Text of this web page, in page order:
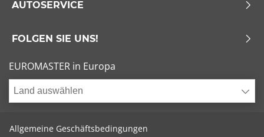
AUTOSERVICE
FOLGEN SIE UNS!
EUROMASTER in Europa
Land auswählen
Allgemeine Geschäftsbedingungen